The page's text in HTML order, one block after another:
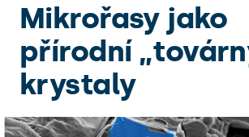
Mikrořasy jako
přírodní
krystaly